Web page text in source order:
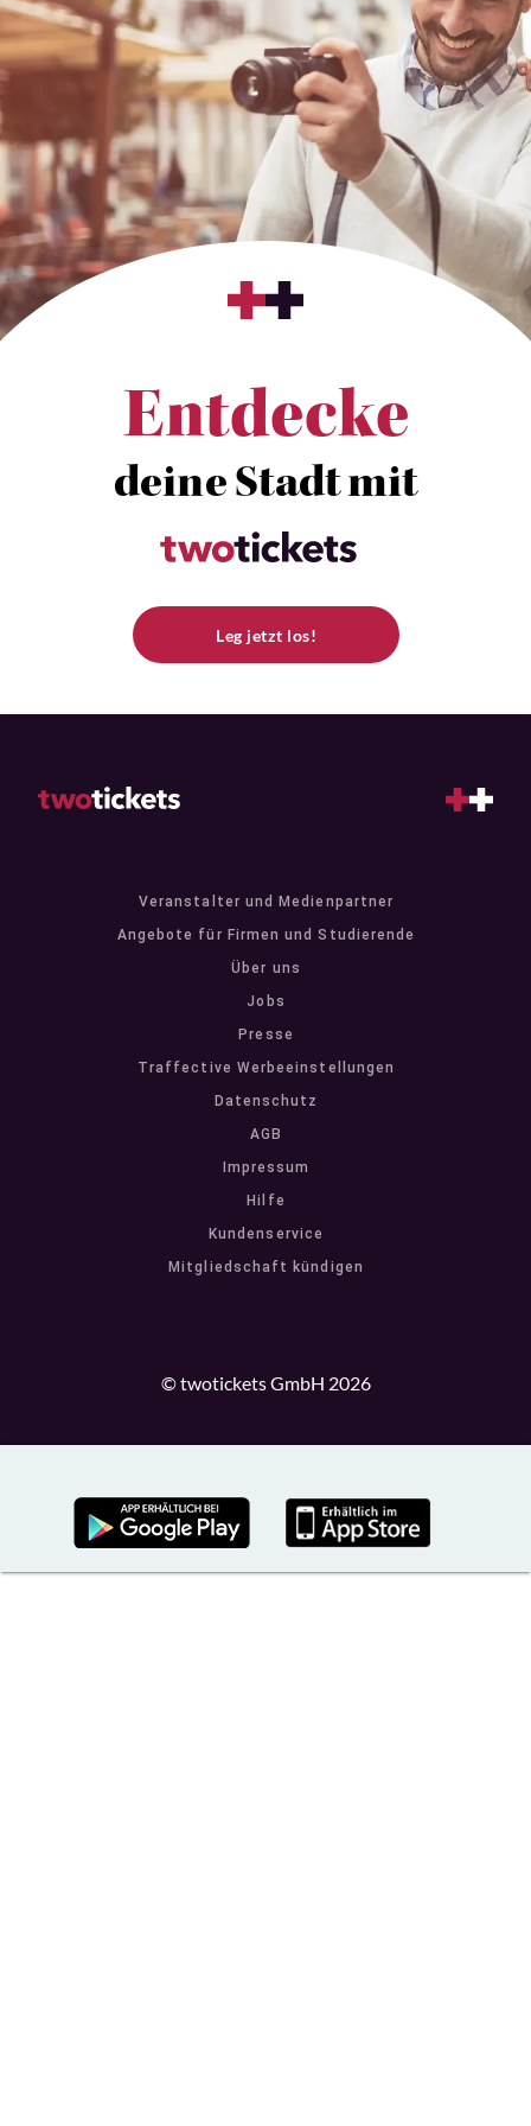
Entdecke
deine Stadt mit
Leg jetzt los!
Veranstalter und Medienpartner
Angebote für Firmen und Studierende
Über uns
Jobs
Presse
Traffective Werbeeinstellungen
Datenschutz
AGB
Impressum
Hilfe
Kundenservice
Mitgliedschaft kündigen
© twotickets GmbH 2026